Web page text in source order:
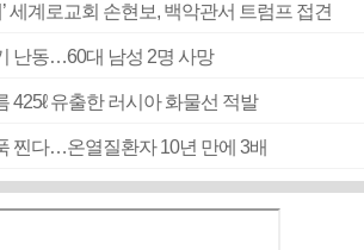
’ 세계로교회 손현보, 백악관서 트럼프 접견
난동…60대 남성 2명 사망
425ℓ 유출한 러시아 화물선 적발
찐다…온열질환자 10년 만에 3배